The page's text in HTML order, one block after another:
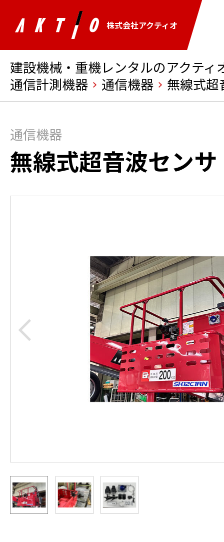
株式会社アクティオ
建設機械・重機レンタルのアクティ
通信計測機器
通信機器 無線式超
通信機器
無線式超音波センサ